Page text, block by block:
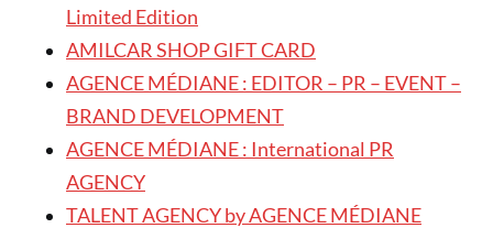
Limited Edition
AMILCAR SHOP GIFT CARD
AGENCE MÉDIANE : EDITOR – PR – EVENT –
BRAND DEVELOPMENT
AGENCE MÉDIANE : International PR
AGENCY
TALENT AGENCY by AGENCE MÉDIANE